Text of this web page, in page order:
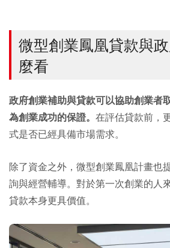
微型創業鳳凰貸款與
麼看
政府創業補助與貸款可以協助創業者
為創業成功的保證。 在評估貸款前，
式是否已經具備市場需求。
除了資金之外，微型創業鳳凰計畫也
詢與經營輔導。對於第一次創業的人
貸款本身更具價值。